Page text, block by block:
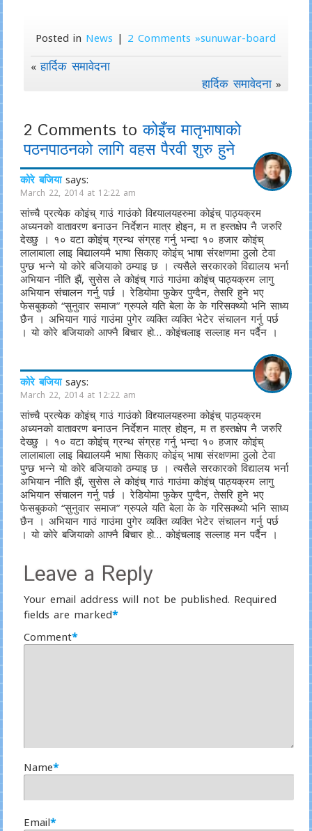
Posted in News | 2 Comments »sunuwar-board
«हार्दिक समावेदना
हार्दिक समावेदना »
2 Comments toकोइँच मातृभाषाको
पठनपाठनको लागि वहस पैरवी शुरु हुने
कोरे बजिया says:
March 22, 2014 at 12:22 am
सांच्चै प्रत्येक कोइंच् गाउं गाउंको विद्द्यालयहरुमा कोइंच् पाठ्यक्रम
अध्यनको वातावरण बनाउन निर्देशन मात्र होइन, म त हस्तक्षेप नै जरुरि
देख्छु । १० वटा कोइंच् ग्रन्थ संग्रह गर्नु भन्दा १० हजार कोइंच्
लालाबाला लाइ बिद्यालयमै भाषा सिकाए कोइंच् भाषा संरक्षणमा ठुलो टेवा
पुग्छ भन्ने यो कोरे बजियाको ठम्याइ छ । त्यसैले सरकारको विद्यालय भर्ना
अभियान नीति झैं, सुसेस ले कोइंच् गाउं गाउंमा कोइंच् पाठ्यक्रम लागु
अभियान संचालन गर्नु पर्छ । रेडियोमा फुकेर पुग्दैन, तेसरि हुने भए
फेसबुकको “सुनुवार समाज” ग्रुपले यति बेला के के गरिसक्थ्यो भनि साध्य
छैन । अभियान गाउं गाउंमा पुगेर व्यक्ति व्यक्ति भेटेर संचालन गर्नु पर्छ
। यो कोरे बजियाको आफ्नै बिचार हो… कोइंचलाइ सल्लाह मन पर्दैन ।
कोरे बजिया says:
March 22, 2014 at 12:22 am
सांच्चै प्रत्येक कोइंच् गाउं गाउंको विद्द्यालयहरुमा कोइंच् पाठ्यक्रम
अध्यनको वातावरण बनाउन निर्देशन मात्र होइन, म त हस्तक्षेप नै जरुरि
देख्छु । १० वटा कोइंच् ग्रन्थ संग्रह गर्नु भन्दा १० हजार कोइंच्
लालाबाला लाइ बिद्यालयमै भाषा सिकाए कोइंच् भाषा संरक्षणमा ठुलो टेवा
पुग्छ भन्ने यो कोरे बजियाको ठम्याइ छ । त्यसैले सरकारको विद्यालय भर्ना
अभियान नीति झैं, सुसेस ले कोइंच् गाउं गाउंमा कोइंच् पाठ्यक्रम लागु
अभियान संचालन गर्नु पर्छ । रेडियोमा फुकेर पुग्दैन, तेसरि हुने भए
फेसबुकको “सुनुवार समाज” ग्रुपले यति बेला के के गरिसक्थ्यो भनि साध्य
छैन । अभियान गाउं गाउंमा पुगेर व्यक्ति व्यक्ति भेटेर संचालन गर्नु पर्छ
। यो कोरे बजियाको आफ्नै बिचार हो… कोइंचलाइ सल्लाह मन पर्दैन ।
Leave a Reply
Your email address will not be published. Required
fields are marked*
Comment*
Name*
Email*